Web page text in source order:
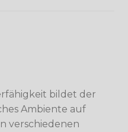
bildet der
Ambiente auf
verschiedenen